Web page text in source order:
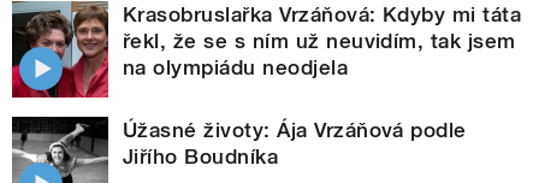
Krasobruslařka Vrzáňová: Kdyby mi táta
řekl, že se s ním už neuvidím, tak jsem
na olympiádu neodjela
Úžasné životy: Ája Vrzáňová podle
Jiřího Boudníka